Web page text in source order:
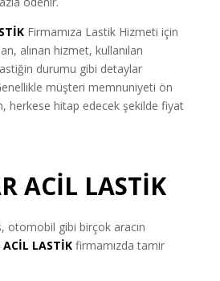
Firmamıza Lastik Hizmeti için
alınan hizmet, kullanılan
durumu gibi detaylar
müşteri memnuniyeti ön
herkese hitap edecek şekilde fiyat
ACİL LASTİK
otomobil gibi birçok aracın
ACİL LASTİK firmamızda tamir